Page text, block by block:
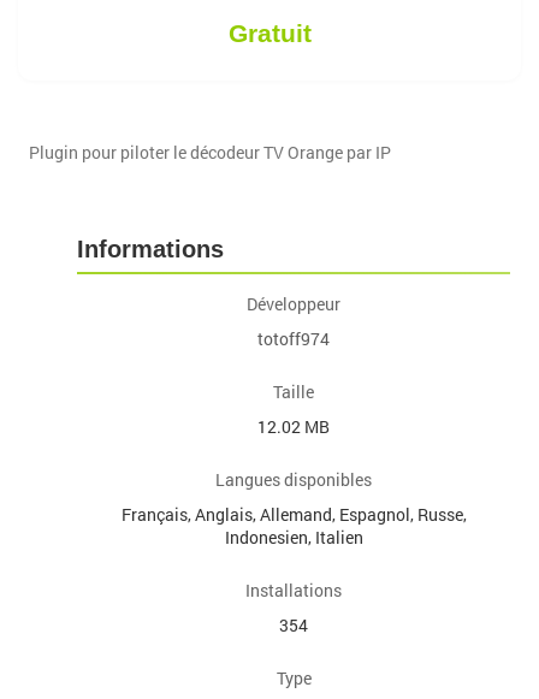
Gratuit
Plugin pour piloter le décodeur TV Orange par IP
Informations
Développeur
totoff974
Taille
12.02 MB
Langues disponibles
Français, Anglais, Allemand, Espagnol, Russe,
Indonesien, Italien
Installations
354
Type